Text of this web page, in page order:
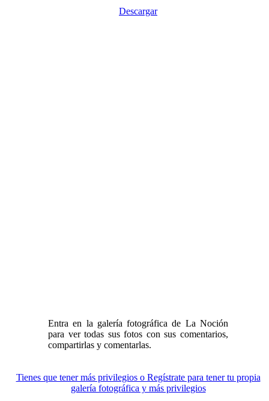
Descargar
Entra en la galería fotográfica de La Noción
para ver todas sus fotos con sus comentarios,
compartirlas y comentarlas.
Tienes que tener más privilegios o Regístrate para tener tu propia
galería fotográfica y más privilegios